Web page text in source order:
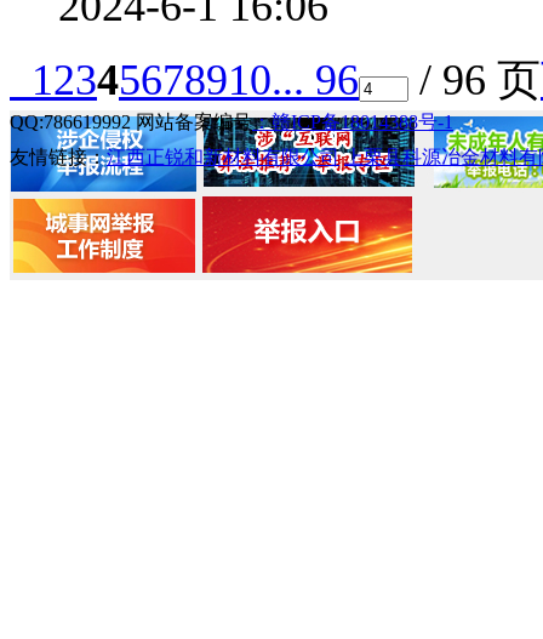
12345678910... 96 / 96 页
QQ:786619992 网站备案编号：赣ICP备18014388号-1
友情链接：江西正锐和新材料有限公司 上栗县科源冶金材料有